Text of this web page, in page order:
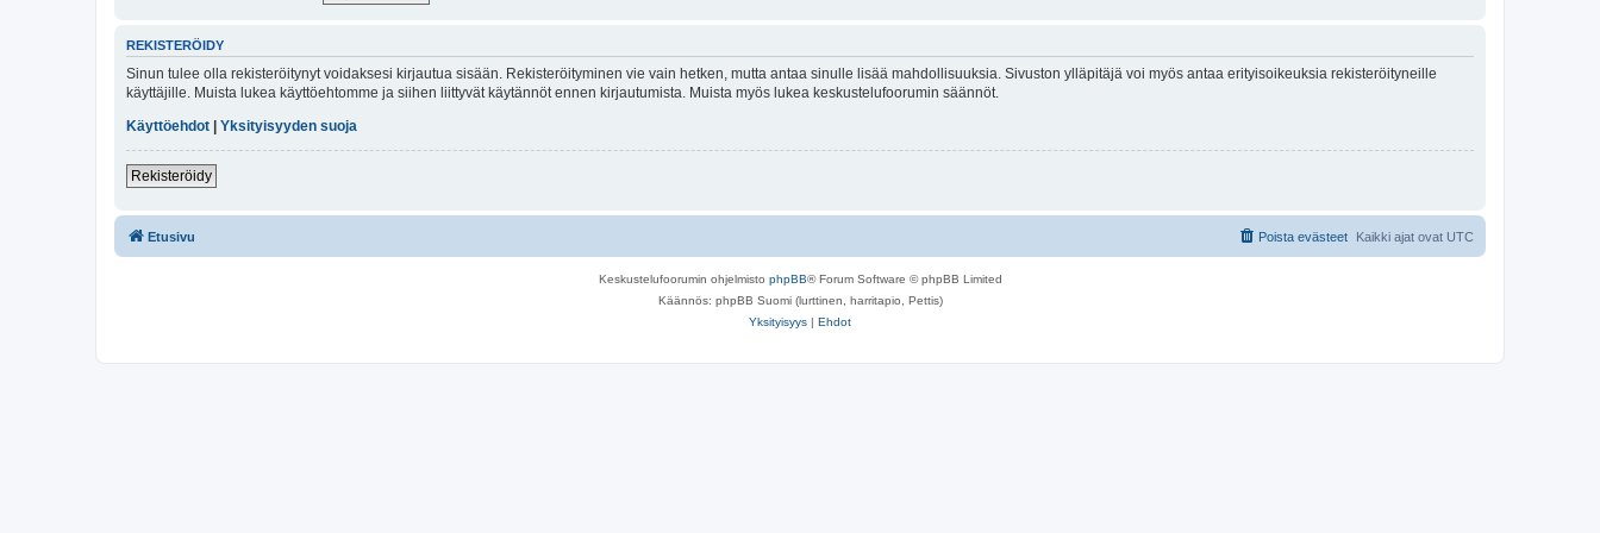
REKISTERÖIDY
Sinun tulee olla rekisteröitynyt voidaksesi kirjautua sisään. Rekisteröityminen vie vain hetken, mutta antaa sinulle lisää mahdollisuuksia. Sivuston ylläpitäjä voi myös antaa erityisoikeuksia rekisteröityneille
käyttäjille. Muista lukea käyttöehtomme ja siihen liittyvät käytännöt ennen kirjautumista. Muista myös lukea keskustelufoorumin säännöt.
Käyttöehdot | Yksityisyyden suoja
Rekisteröidy
Etusivu Kaikki ajat ovat UTC
Poista evästeet
Keskustelufoorumin ohjelmisto phpBB® Forum Software © phpBB Limited
Käännös: phpBB Suomi (lurttinen, harritapio, Pettis)
Yksityisyys | Ehdot